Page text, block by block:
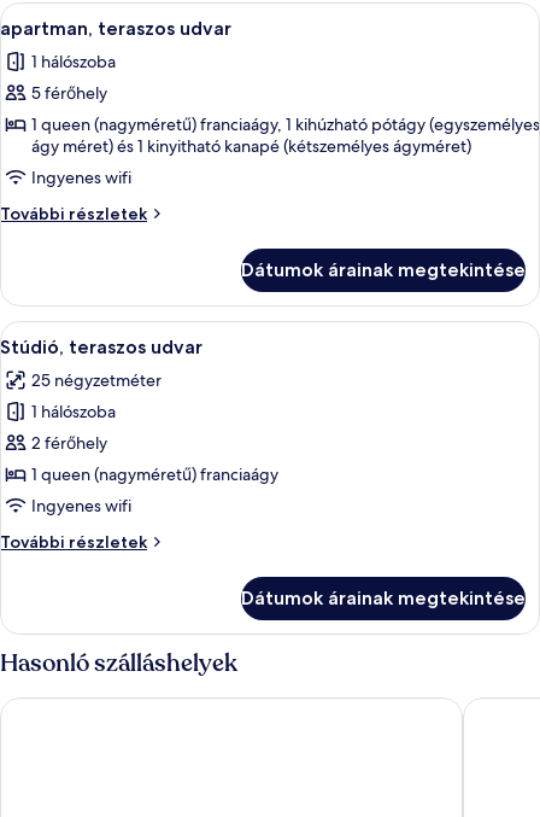
A
következő
szoba
összes
képének
megtekintése:
apartman,
teraszos
7
apartman, teraszos udvar
1 hálószoba
5 férőhely
1 queen (nagyméretű) franciaágy, 1 kihúzható pótágy (egyszemélyes
ágy méret) és 1 kinyitható kanapé (kétszemélyes ágyméret)
Ingyenes wifi
További részletek
apartman,
részletei
Dátumok árainak megtekintése
A
következő
szoba
összes
képének
megtekintése:
Stúdió,
udvar
Stúdió, teraszos udvar | Ingyenes wifi
13
Stúdió, teraszos udvar
25 négyzetméter
1 hálószoba
2 férőhely
1 queen (nagyméretű) franciaágy
Ingyenes wifi
További részletek
Stúdió,
részletei
Dátumok árainak megtekintése
Hasonló szálláshelyek
Holiday Club Apartman Hotel Villa